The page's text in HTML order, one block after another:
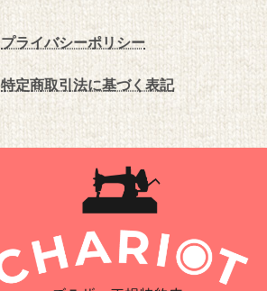
プライバシーポリシー
特定商取引法に基づく表記